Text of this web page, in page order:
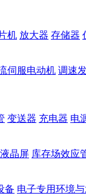
机 放大器 存储器
伺服电动机 调速
变送器 充电器 电
晶屏 库存场效应
备 电子专用环境